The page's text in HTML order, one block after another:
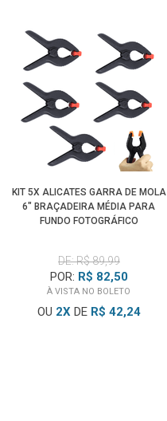
KIT 5X ALICATES GARRA DE MOLA
6" BRAÇADEIRA MÉDIA PARA
FUNDO FOTOGRÁFICO
DE: R$ 89,99
POR: R$ 82,50
À VISTA NO BOLETO
OU 2XDE R$ 42,24